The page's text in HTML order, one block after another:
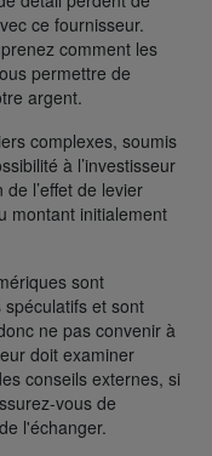
ce fournisseur.
comment les
permettre de
argent.
complexes, soumis
à l’investisseur
de l’effet de levier
montant initialement
sont
et sont
ne pas convenir à
doit examiner
conseils externes, si
vous de
l'échanger.